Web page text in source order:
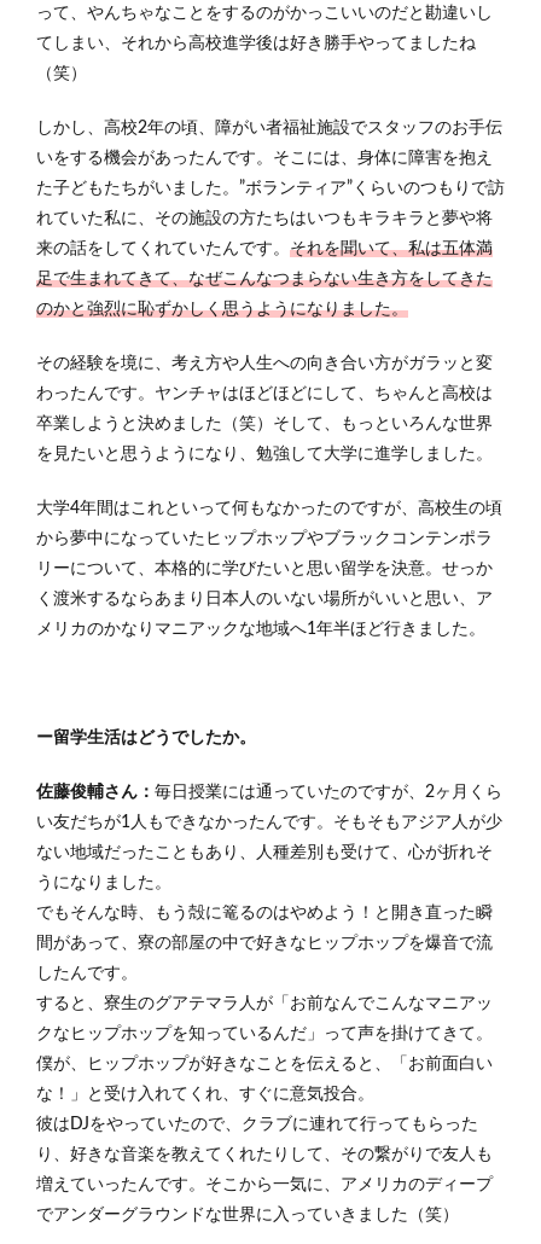
って、やんちゃなことをするのがかっこいいのだと勘違いし
てしまい、それから高校進学後は好き勝手やってましたね
（笑）
しかし、高校2年の頃、障がい者福祉施設でスタッフのお手伝
いをする機会があったんです。そこには、身体に障害を抱え
た子どもたちがいました。”ボランティア”くらいのつもりで訪
れていた私に、その施設の方たちはいつもキラキラと夢や将
来の話をしてくれていたんです。 それを聞いて、私は五体満
足で生まれてきて、なぜこんなつまらない生き方をしてきた
のかと強烈に恥ずかしく思うようになりました。
その経験を境に、考え方や人生への向き合い方がガラッと変
わったんです。ヤンチャはほどほどにして、ちゃんと高校は
卒業しようと決めました（笑）そして、もっといろんな世界
を見たいと思うようになり、勉強して大学に進学しました。
大学4年間はこれといって何もなかったのですが、高校生の頃
から夢中になっていたヒップホップやブラックコンテンポラ
リーについて、本格的に学びたいと思い留学を決意。せっか
く渡米するならあまり日本人のいない場所がいいと思い、ア
メリカのかなりマニアックな地域へ1年半ほど行きました。
ー留学生活はどうでしたか。
佐藤俊輔さん： 毎日授業には通っていたのですが、2ヶ月くら
い友だちが1人もできなかったんです。そもそもアジア人が少
ない地域だったこともあり、人種差別も受けて、心が折れそ
うになりました。
でもそんな時、もう殻に篭るのはやめよう！と開き直った瞬
間があって、寮の部屋の中で好きなヒップホップを爆音で流
したんです。
すると、寮生のグアテマラ人が「お前なんでこんなマニアッ
クなヒップホップを知っているんだ」って声を掛けてきて。
僕が、ヒップホップが好きなことを伝えると、「お前面白い
な！」と受け入れてくれ、すぐに意気投合。
彼はDJをやっていたので、クラブに連れて行ってもらった
り、好きな音楽を教えてくれたりして、その繋がりで友人も
増えていったんです。そこから一気に、アメリカのディープ
でアンダーグラウンドな世界に入っていきました（笑）